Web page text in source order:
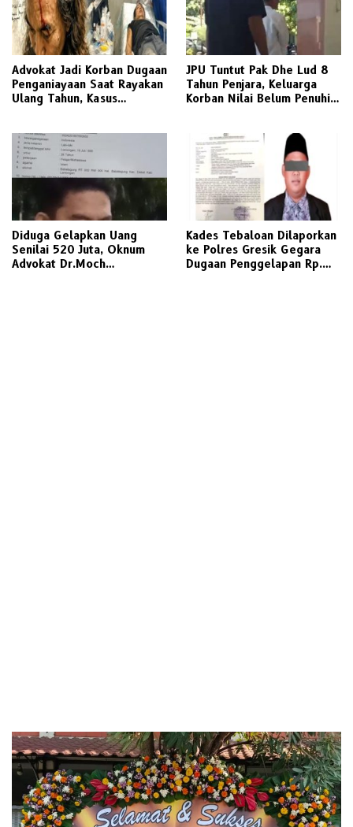
Advokat Jadi Korban Dugaan
Penganiayaan Saat Rayakan
Ulang Tahun, Kasus
JPU Tuntut Pak Dhe Lud 8
Tahun Penjara, Keluarga
Korban Nilai Belum Penuhi
Diduga Gelapkan Uang
Senilai 520 Juta, Oknum
Advokat Dr.Moch
Kades Tebaloan Dilaporkan
ke Polres Gresik Gegara
Dugaan Penggelapan Rp.